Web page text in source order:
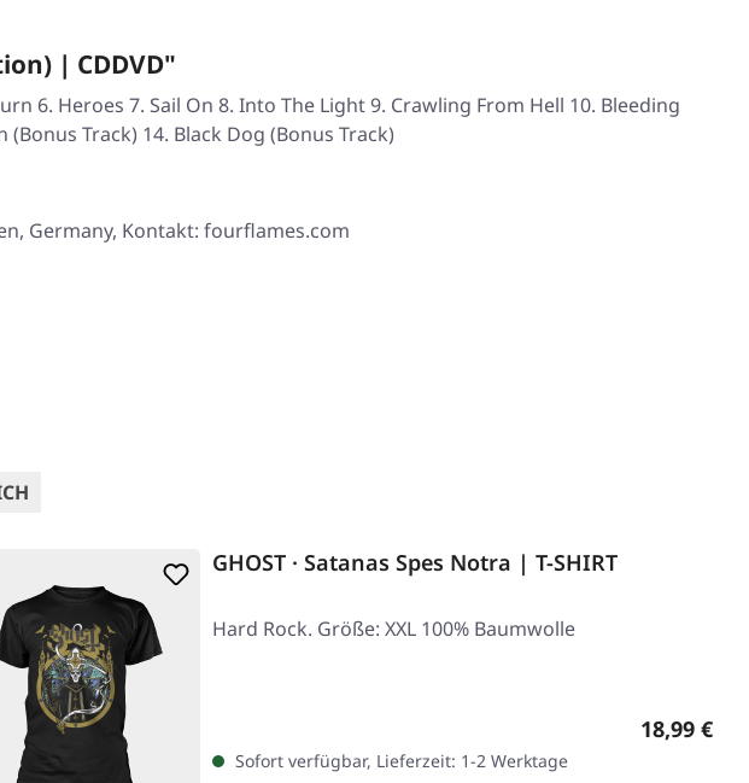
| CDDVD"
6. Heroes 7. Sail On 8. Into The Light 9. Crawling From Hell 10. Bleeding
(Bonus Track) 14. Black Dog (Bonus Track)
Germany, Kontakt: fourflames.com
GHOST · Satanas Spes Notra | T-SHIRT
Hard Rock. Größe: XXL 100% Baumwolle
Regulärer
18,99 €
Sofort verfügbar, Lieferzeit: 1-2 Werktage